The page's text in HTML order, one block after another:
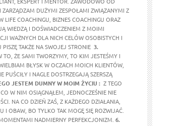
DUŻYMI ZESPOŁAMI ZWIĄZANYMI Z
LIFE COACHINGU, BIZNES COACHINGU ORAZ
WIEDZĄ I DOŚWIADCZENIEM Z MOIMI
WAŻNYCH DLA NICH CELÓW OSOBISTYCH I
TAKŻE NA SWOJEJ STRONIE 3.
TO, ŻE SAMI TWORZYMY, TO KIM JESTEŚMY I
BŁYSK W OCZACH MOICH KLIENTÓW,
PUŚCIŁY I NAGLE DOSTRZEGAJĄ SZERSZĄ
JESTEM DUMNY W MOIM ŻYCIU : Z TEGO
W NIM OSIĄGNĄŁEM, JEDNOCZEŚNIE NIE
NA CO DZIEŃ ZAŚ, Z KAŻDEGO DZIAŁANIA,
I OBAW, BO TYLKO TAK MOGĘ SIĘ ROZWIJAĆ.
NADMIERNY PERFEKCJONIZM. 6.